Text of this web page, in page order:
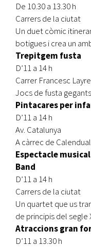
De 10.30 a 13.30 h
Carrers de la ciutat
Un duet còmic
botigues i crea un
Trepitgem fusta
D’11 a 14 h
Carrer Francesc
Jocs de fusta
Pintacares per
D’11 a 14 h
Av. Catalunya
A càrrec de
Espectacle
Band
D’11 a 14 h
Carrers de la ciutat
Un quartet que us
de principis del segle
Atraccions gran
D’11 a 13.30 h